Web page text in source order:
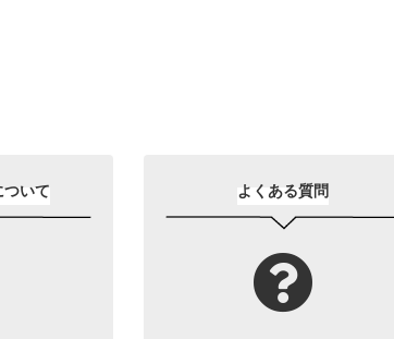
ついて よくある質問